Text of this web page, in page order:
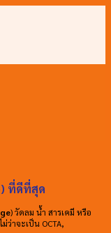
ที่ดีที่สุด
) วัดลม น้ำ สารเคมี หรือ
าจะเป็น OCTA,